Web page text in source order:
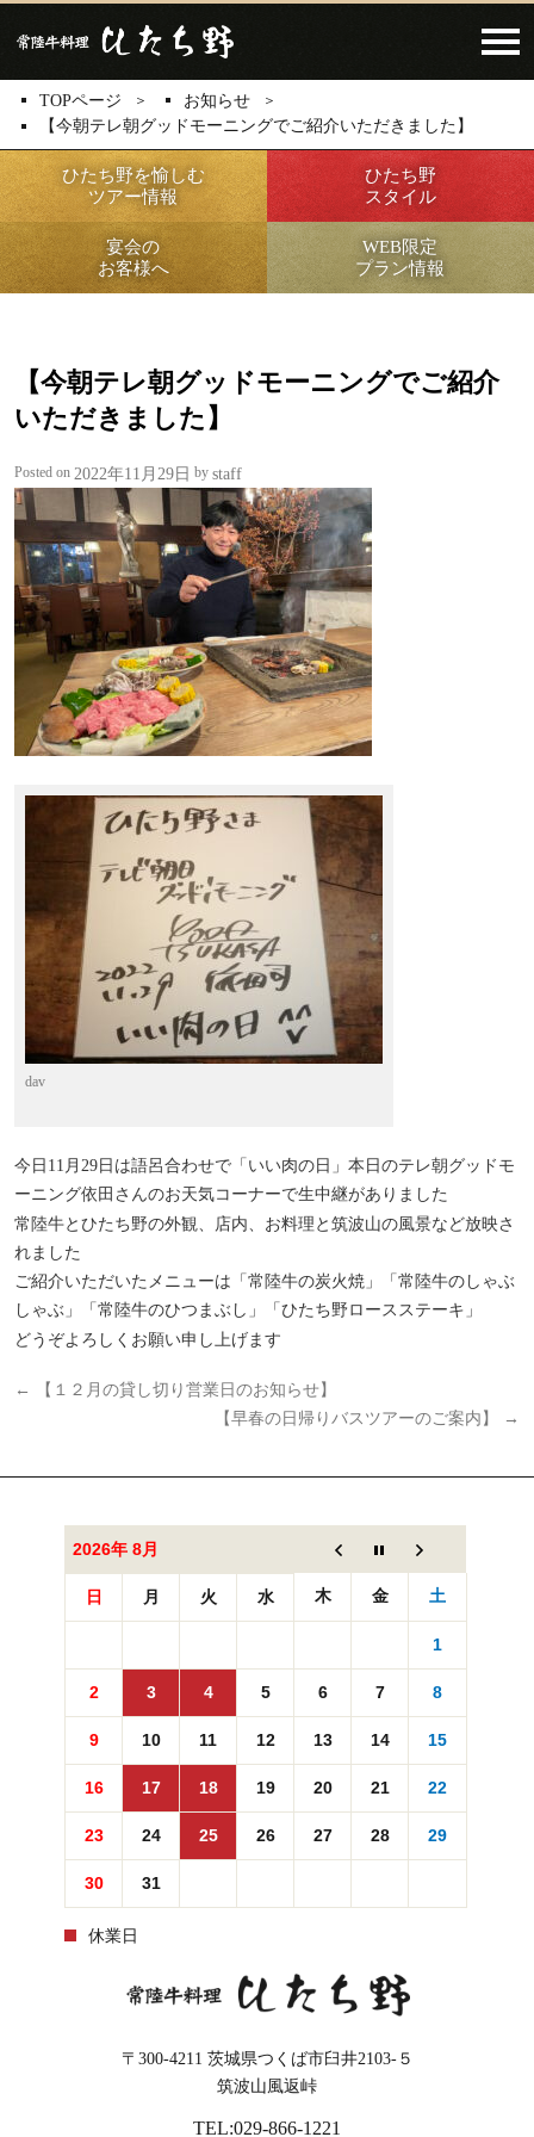
Click​
TOPページ
お知らせ
【今朝テレ朝グッドモーニングでご紹介いただきました】
ひたち野を愉しむ
ツアー情報
ひたち野
スタイル
宴会の
お客様へ
WEB限定
プラン情報
【今朝テレ朝グッドモーニングでご紹介
いただきました】
Posted on 2022年11月29日 by staff
dav
今日11月29日は語呂合わせで「いい肉の日」本日のテレ朝グッドモ
ーニング依田さんのお天気コーナーで生中継がありました
常陸牛とひたち野の外観、店内、お料理と筑波山の風景など放映さ
れました
ご紹介いただいたメニューは「常陸牛の炭火焼」「常陸牛のしゃぶ
しゃぶ」「常陸牛のひつまぶし」「ひたち野ロースステーキ」
どうぞよろしくお願い申し上げます
←
【１２月の貸し切り営業日のお知らせ】
【早春の日帰りバスツアーのご案内】
→
2026年 8月
日 月 火 水 木 金 土
1
2 3 4 5 6 7 8
9 10 11 12 13 14 15
16 17 18 19 20 21 22
23 24 25 26 27 28 29
30 31
休業日
〒300-4211 茨城県つくば市臼井2103-５
筑波山風返峠
TEL:029-866-1221